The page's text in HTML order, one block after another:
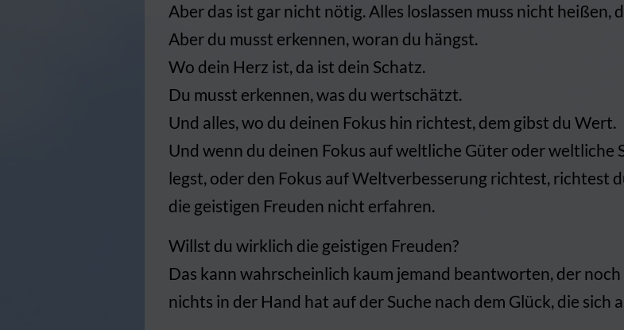
Aber das ist gar nicht nötig. Alles loslassen muss nicht heißen,
Aber du musst erkennen, woran du hängst.
Wo dein Herz ist, da ist dein Schatz.
Du musst erkennen, was du wertschätzt.
Und alles, wo du deinen Fokus hin richtest, dem gibst du Wert.
Und wenn du deinen Fokus auf weltliche Güter oder
legst, oder den Fokus auf Weltverbesserung richtest, richtest
die geistigen Freuden nicht erfahren.
Willst du wirklich die geistigen Freuden?
Das kann wahrscheinlich kaum jemand beantworten, der
nichts in der Hand hat auf der Suche nach dem Glück, die sich